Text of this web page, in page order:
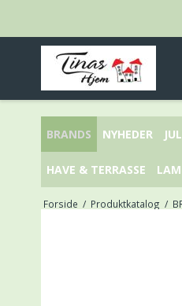
BRANDS NYHEDER
HAVE & TERRASSE
Forside / Produktkatalog /